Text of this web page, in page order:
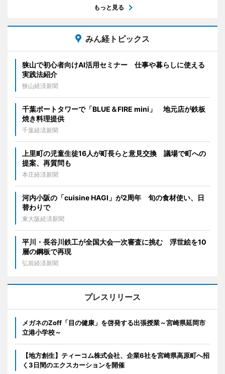
もっと見る
みん経トピックス
狭山で初心者向けAI活用セミナー 仕事や暮らしに使える
実践法紹介
狭山経済新聞
千葉ポートタワーで「BLUE＆FIRE mini」 地元店が鉄板
焼き料理提供
千葉経済新聞
上里町の児童生徒16人が町長らと意見交換 議場で町への
提案、再質問も
本庄経済新聞
河内小阪の「cuisine HAGI」が2周年 旬の食材使い、日
替わりで
東大阪経済新聞
平川・長谷川鉄工が全国大会一次審査に挑む 浮世絵を10
層の鋼板で再現
弘前経済新聞
プレスリリース
メガネのZoff「目の健康」を啓発する出張授業～宮崎県延岡市
立港小学校～
【地方創生】ティーコム株式会社、企業6社を宮崎県高原町へ招
く3日間のエクスカーションを開催